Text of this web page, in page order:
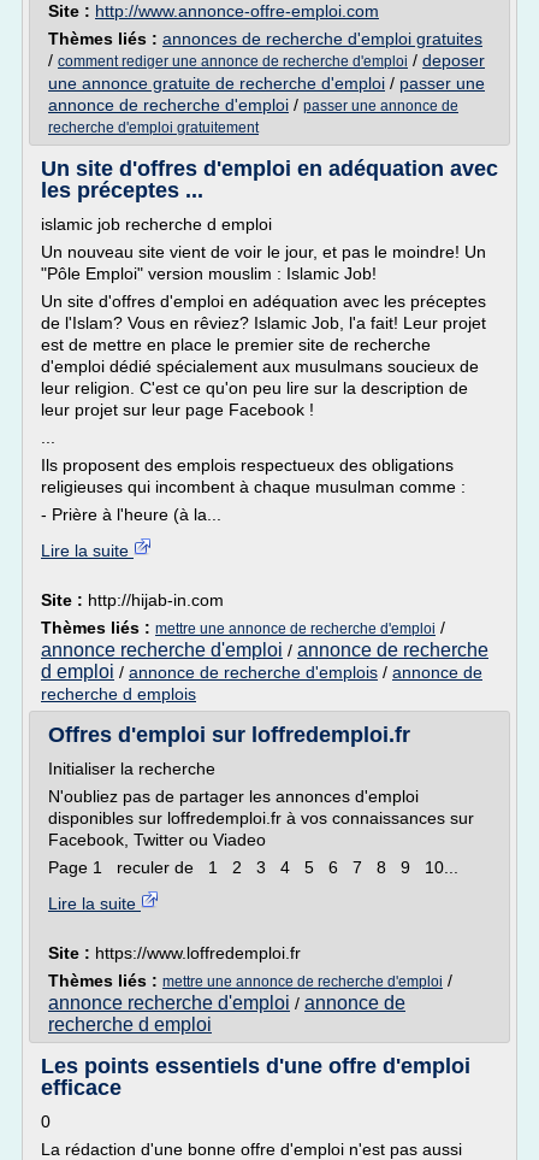
Site : http://www.annonce-offre-emploi.com
Thèmes liés : annonces de recherche d'emploi gratuites
/ comment rediger une annonce de recherche d'emploi / deposer
une annonce gratuite de recherche d'emploi / passer une
annonce de recherche d'emploi / passer une annonce de
recherche d'emploi gratuitement
Un site d'offres d'emploi en adéquation avec
les préceptes ...
islamic job recherche d emploi
Un nouveau site vient de voir le jour, et pas le moindre! Un
"Pôle Emploi" version mouslim : Islamic Job!
Un site d'offres d'emploi en adéquation avec les préceptes
de l'Islam? Vous en rêviez? Islamic Job, l'a fait! Leur projet
est de mettre en place le premier site de recherche
d'emploi dédié spécialement aux musulmans soucieux de
leur religion. C'est ce qu'on peu lire sur la description de
leur projet sur leur page Facebook !
Ils proposent des emplois respectueux des obligations
religieuses qui incombent à chaque musulman comme :
- Prière à l'heure (à la...
Lire la suite
Site : http://hijab-in.com
Thèmes liés : mettre une annonce de recherche d'emploi /
annonce recherche d'emploi / annonce de recherche
d emploi / annonce de recherche d'emplois / annonce de
recherche d emplois
Offres d'emploi sur loffredemploi.fr
Initialiser la recherche
N'oubliez pas de partager les annonces d'emploi
disponibles sur loffredemploi.fr à vos connaissances sur
Facebook, Twitter ou Viadeo
Page 1 reculer de 1 2 3 4 5 6 7 8 9 10...
Lire la suite
Site : https://www.loffredemploi.fr
Thèmes liés : mettre une annonce de recherche d'emploi /
annonce recherche d'emploi / annonce de
recherche d emploi
Les points essentiels d'une offre d'emploi
efficace
0
La rédaction d'une bonne offre d'emploi n'est pas aussi